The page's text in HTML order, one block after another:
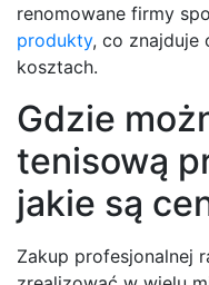
renomowane firmy
produkty, co znajduje
kosztach.
Gdzie
tenisową
jakie są
Zakup profesjonalnej